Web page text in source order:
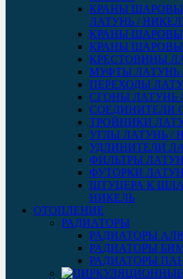
КРАНЫ
ЛАТУНЬ /
КРАНЫ
КРАНЫ
КРЕСТОВИНЫ
МУФТЫ ЛАТУНЬ
ПЕРЕХОДЫ
СГОНЫ ЛАТУНЬ
СОЕДИНИТЕЛИ
ТРОЙНИКИ
УГЛЫ ЛАТУНЬ /
УДЛИНИТЕЛИ
ФИЛЬТРЫ
ФУТОРКИ
ШТУЦЕРА К
НИКЕЛЬ
ОТОПЛЕНИЕ
РАДИАТОРЫ
РАДИАТОРЫ
РАДИАТОРЫ
РАДИАТОРЫ